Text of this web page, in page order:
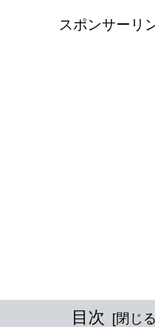
スポンサーリ
目次